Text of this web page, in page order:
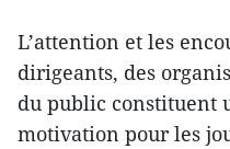
L’attention et les
dirigeants, des
du public constituent
motivation pour les